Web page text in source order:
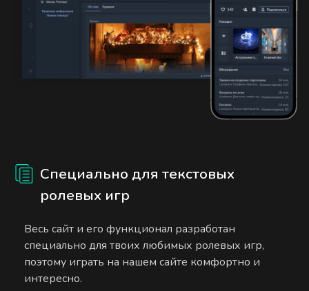
Специально для текстовых
ролевых игр
Весь сайт и его функционал разработан
специально для твоих любимых ролевых игр,
поэтому играть на нашем сайте комфортно и
интересно.